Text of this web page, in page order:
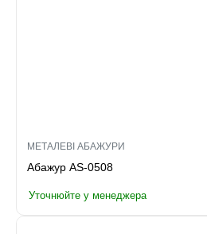
МЕТАЛЕВІ АБАЖУРИ
Абажур AS-0508
Уточнюйте у менеджера